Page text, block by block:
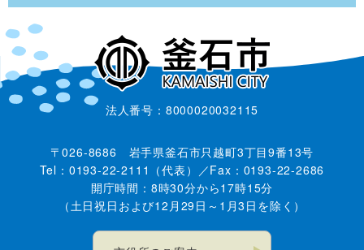
法人番号：8000020032115
〒026-8686 岩手県釜石市只越町3丁目9番13号
Tel：0193-22-2111（代表）／Fax：0193-22-2686
開庁時間：8時30分から17時15分
（土日祝日および12月29日～1月3日を除く）